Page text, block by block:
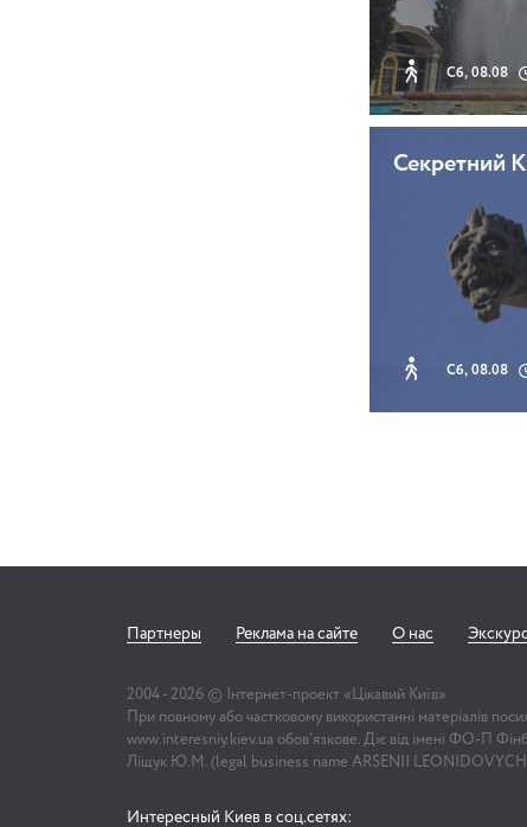
Сб, 08.08
Секретний
Сб, 08.08
Партнеры Реклама на сайте О нас
2004 - 2026 © Інтернет-проект «Цікавий Київ»
При повному або частковому використанні матеріалів
www.interesniy.kiev.ua обов'язкове. Діє від імені ФО-П
Ліщук Ю.М. (legal business name ARSENII LEONIDOVYCH
Интересный Киев в соц.сетях: